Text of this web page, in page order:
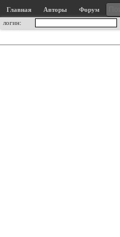
Главная Авторы
Форум
логин: